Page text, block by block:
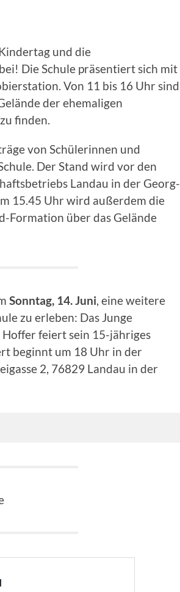
und die
Die Schule präsentiert sich mit
Von 11 bis 16 Uhr sind
der ehemaligen
finden.
von Schülerinnen und
Der Stand wird vor den
Landau in der Georg-
15.45 Uhr wird außerdem die
Formation über das Gelände
Sonntag, 14. Juni, eine weitere
zu erleben: Das Junge
feiert sein 15-jähriges
beginnt um 18 Uhr in der
2, 76829 Landau in der